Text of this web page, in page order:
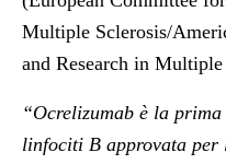
Multiple Sclerosis/
and Research in
“Ocrelizumab è la
linfociti B approvata per